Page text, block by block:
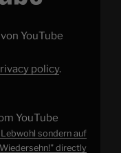
YouTube
policy.
YouTube
sondern auf
Wiedersehn!" directly